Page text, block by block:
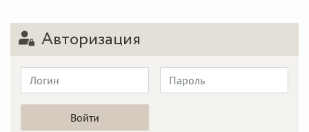
Авторизация